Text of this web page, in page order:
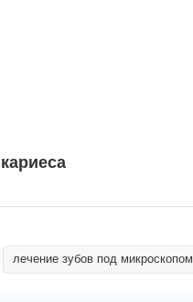
лечение зубов под микроскопом